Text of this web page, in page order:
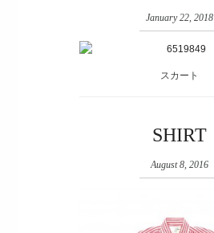
January 22, 2018
スカート
SHIRT
August 8, 2016